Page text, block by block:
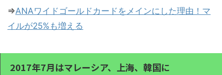
⇒ANAワイドゴールドカードをメインにした理由！マ
イルが25%も増える
2017年7月はマレーシア、上海、韓国に